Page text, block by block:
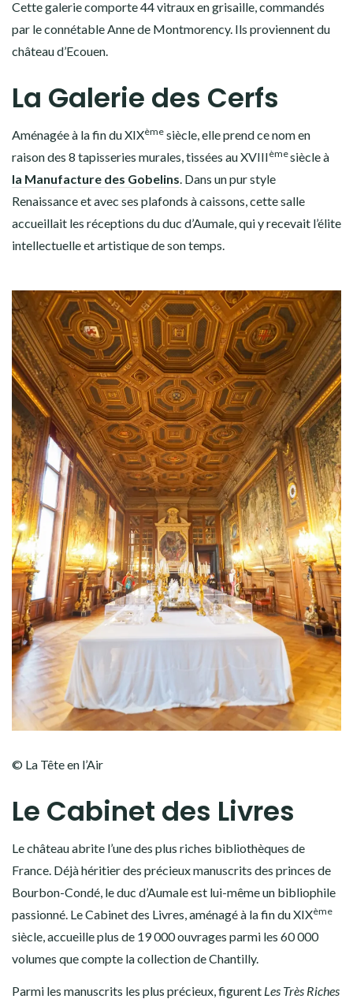
Cette galerie comporte 44 vitraux en grisaille, commandés
par le connétable Anne de Montmorency. Ils proviennent du
château d’Ecouen.
La Galerie des Cerfs
Aménagée à la fin du XIXème siècle, elle prend ce nom en
raison des 8 tapisseries murales, tissées au XVIIIèmesiècle à
la Manufacture des Gobelins. Dans un pur style
Renaissance et avec ses plafonds à caissons, cette salle
accueillait les réceptions du duc d’Aumale, qui y recevait l’élite
intellectuelle et artistique de son temps.
© La Tête en l’Air
Le Cabinet des Livres
Le château abrite l’une des plus riches bibliothèques de
France. Déjà héritier des précieux manuscrits des princes de
Bourbon-Condé, le duc d’Aumale est lui-même un bibliophile
passionné. Le Cabinet des Livres, aménagé à la fin du XIXème
siècle, accueille plus de 19 000 ouvrages parmi les 60 000
volumes que compte la collection de Chantilly.
Parmi les manuscrits les plus précieux, figurent Les Très Riches